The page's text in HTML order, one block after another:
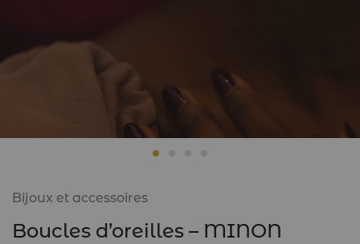
Bijoux et accessoires
Boucles d’oreilles – MINON